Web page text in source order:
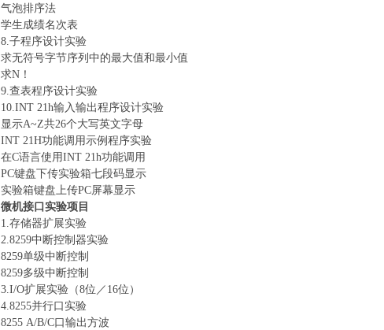
气泡排序法
学生成绩名次表
8.子程序设计实验
求无符号字节序列中的最大值和最小值
求N！
9.查表程序设计实验
10.INT 21h输入输出程序设计实验
显示A~Z共26个大写英文字母
INT 21H功能调用示例程序实验
在C语言使用INT 21h功能调用
PC键盘下传实验箱七段码显示
实验箱键盘上传PC屏幕显示
微机接口实验项目
1.存储器扩展实验
2.8259中断控制器实验
8259单级中断控制
8259多级中断控制
3.I/O扩展实验（8位／16位）
4.8255并行口实验
8255 A/B/C口输出方波